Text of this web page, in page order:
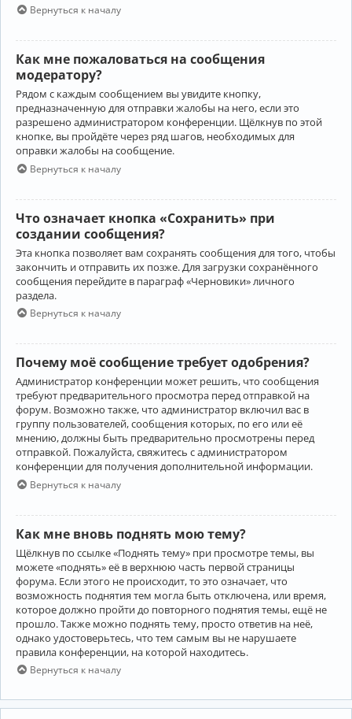
Вернуться к началу
Как мне пожаловаться на сообщения
модератору?
Рядом с каждым сообщением вы увидите кнопку,
предназначенную для отправки жалобы на него, если это
разрешено администратором конференции. Щёлкнув по этой
кнопке, вы пройдёте через ряд шагов, необходимых для
оправки жалобы на сообщение.
Вернуться к началу
Что означает кнопка «Сохранить» при
создании сообщения?
Эта кнопка позволяет вам сохранять сообщения для того, чтобы
закончить и отправить их позже. Для загрузки сохранённого
сообщения перейдите в параграф «Черновики» личного
раздела.
Вернуться к началу
Почему моё сообщение требует одобрения?
Администратор конференции может решить, что сообщения
требуют предварительного просмотра перед отправкой на
форум. Возможно также, что администратор включил вас в
группу пользователей, сообщения которых, по его или её
мнению, должны быть предварительно просмотрены перед
отправкой. Пожалуйста, свяжитесь с администратором
конференции для получения дополнительной информации.
Вернуться к началу
Как мне вновь поднять мою тему?
Щёлкнув по ссылке «Поднять тему» при просмотре темы, вы
можете «поднять» её в верхнюю часть первой страницы
форума. Если этого не происходит, то это означает, что
возможность поднятия тем могла быть отключена, или время,
которое должно пройти до повторного поднятия темы, ещё не
прошло. Также можно поднять тему, просто ответив на неё,
однако удостоверьтесь, что тем самым вы не нарушаете
правила конференции, на которой находитесь.
Вернуться к началу